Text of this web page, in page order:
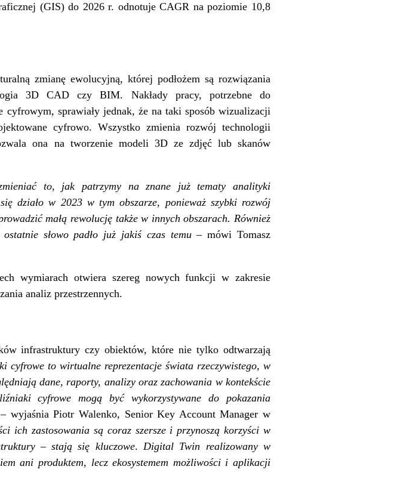
(GIS) do 2026 r. odnotuje CAGR na poziomie 10,8
zmianę ewolucyjną, której podłożem są rozwiązania
3D CAD czy BIM. Nakłady pracy, potrzebne do
sprawiały jednak, że na taki sposób wizualizacji
cyfrowo. Wszystko zmienia rozwój technologii
ona na tworzenie modeli 3D ze zdjęć lub skanów
to, jak patrzymy na znane już tematy analityki
działo w 2023 w tym obszarze, ponieważ szybki rozwój
małą rewolucję także w innych obszarach. Również
słowo padło już jakiś czas temu –mówi Tomasz
wymiarach otwiera szereg nowych funkcji w zakresie
analiz przestrzennych.
infrastruktury czy obiektów, które nie tylko odtwarzają
cyfrowe to wirtualne reprezentacje świata rzeczywistego, w
dane, raporty, analizy oraz zachowania w kontekście
cyfrowe mogą być wykorzystywane do pokazania
wyjaśnia Piotr Walenko, Senior Key Account Manager w
ich zastosowania są coraz szersze i przynoszą korzyści w
– stają się kluczowe. Digital Twin realizowany w
ani produktem, lecz ekosystemem możliwości i aplikacji